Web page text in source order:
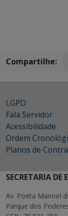
Compartilhe:
LGPD
Fala Servidor
Acessibilidade
Ordem
Planos de
SECRETARIA DE
Av. Poeta Manoel
Parque dos